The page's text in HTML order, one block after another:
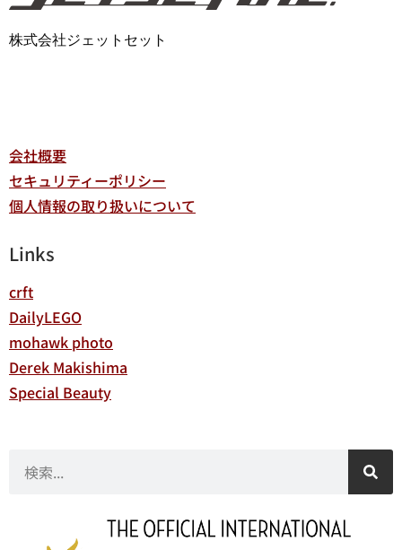
株式会社ジェットセット
会社概要
セキュリティーポリシー
個人情報の取り扱いについて
Links
crft
DailyLEGO
mohawk photo
Derek Makishima
Special Beauty